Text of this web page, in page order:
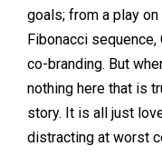
goals; from a play on
Fibonacci sequence,
co-branding. But
nothing here that is
story. It is all just
distracting at worst